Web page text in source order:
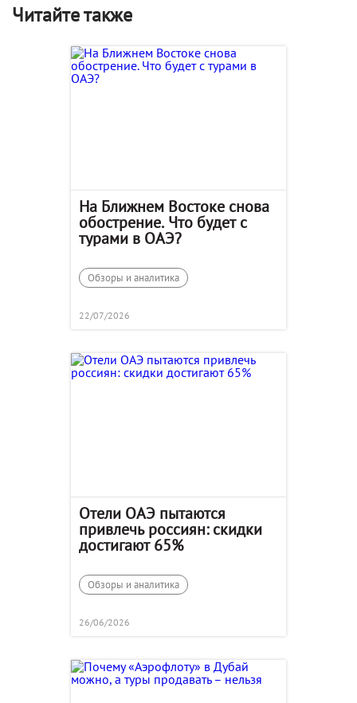
Читайте также
На Ближнем Востоке снова
обострение. Что будет с
турами в ОАЭ?
Обзоры и аналитика
22/07/2026
Отели ОАЭ пытаются
привлечь россиян: скидки
достигают 65%
Обзоры и аналитика
26/06/2026